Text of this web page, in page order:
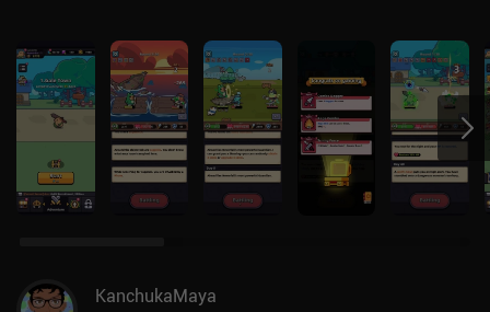
KanchukaMaya